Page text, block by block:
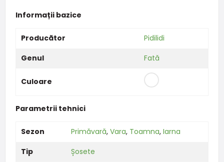
Informații bazice
Producător
Pidilidi
Genul
Fată
Culoare
Parametrii tehnici
Sezon Primăvară, Vara, Toamna, Iarna
Tip
Șosete